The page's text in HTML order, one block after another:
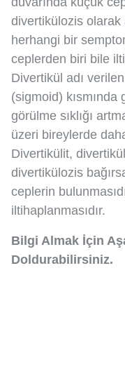
divertikülozis olarak
herhangi bir
ceplerden biri bile
Divertikül adı
(sigmoid)
görülme sıklığı
üzeri bireylerde
Divertikülit,
divertikülozis
ceplerin
iltihaplanmasıdır.
Bilgi Almak İçin
Doldurabilirsiniz.